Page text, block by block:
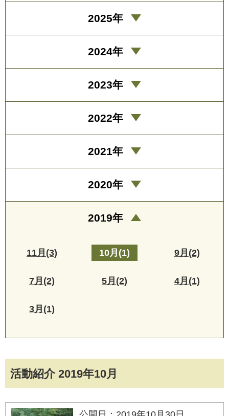
活動紹介 2019年10月
2025年
2024年
2023年
2022年
2021年
2020年
2019年
11月(3) 10月(1) 9月(2)
7月(2) 5月(2) 4月(1)
3月(1)